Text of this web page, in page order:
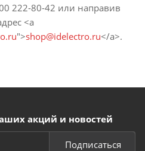
222-80-42 или направив
<a
">shop@idelectro.ru</a>.
акций и новостей
Подписаться